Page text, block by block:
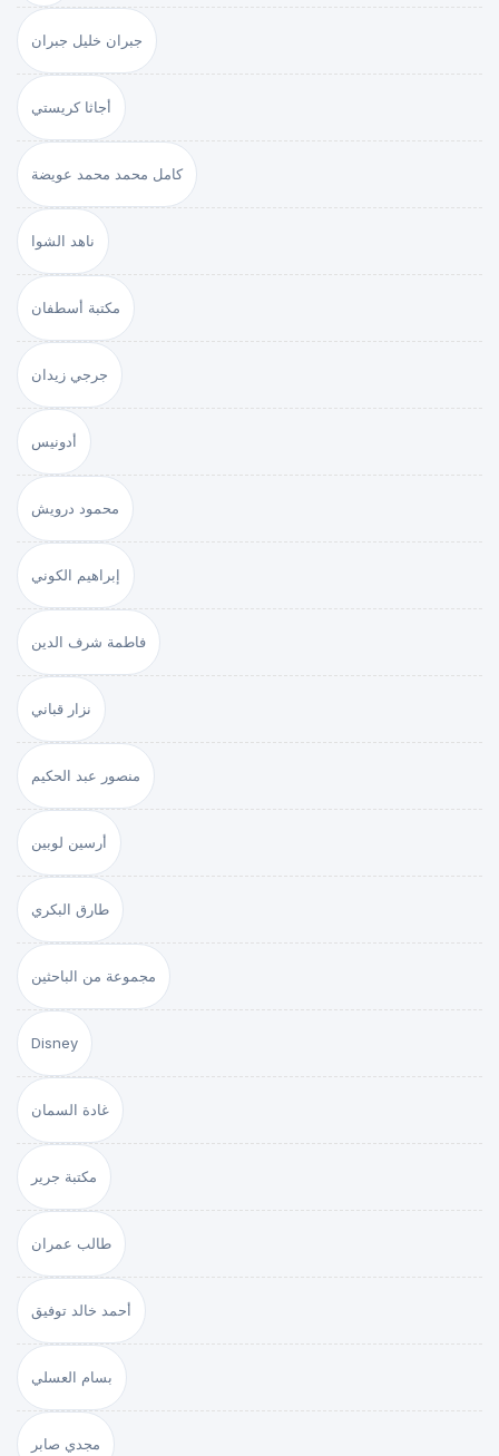
جبران خليل جبران
أجاثا كريستي
كامل محمد محمد عويضة
ناهد الشوا
مكتبة أسطفان
جرجي زيدان
أدونيس
محمود درويش
إبراهيم الكوني
فاطمة شرف الدين
نزار قباني
منصور عبد الحكيم
أرسين لوبين
طارق البكري
مجموعة من الباحثين
Disney
غادة السمان
مكتبة جرير
طالب عمران
أحمد خالد توفيق
بسام العسلي
مجدي صابر